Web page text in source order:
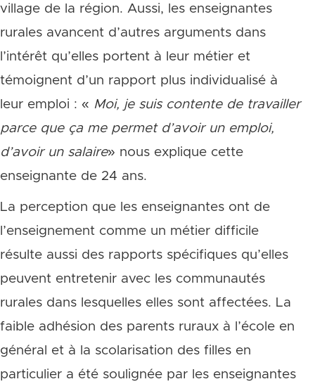
village de la région. Aussi, les enseignantes
rurales avancent d’autres arguments dans
l’intérêt qu’elles portent à leur métier et
témoignent d’un rapport plus individualisé à
leur emploi : « Moi, je suis contente de travailler
parce que ça me permet d’avoir un emploi,
d’avoir un salaire» nous explique cette
enseignante de 24 ans.
La perception que les enseignantes ont de
l’enseignement comme un métier difficile
résulte aussi des rapports spécifiques qu’elles
peuvent entretenir avec les communautés
rurales dans lesquelles elles sont affectées. La
faible adhésion des parents ruraux à l’école en
général et à la scolarisation des filles en
particulier a été soulignée par les enseignantes